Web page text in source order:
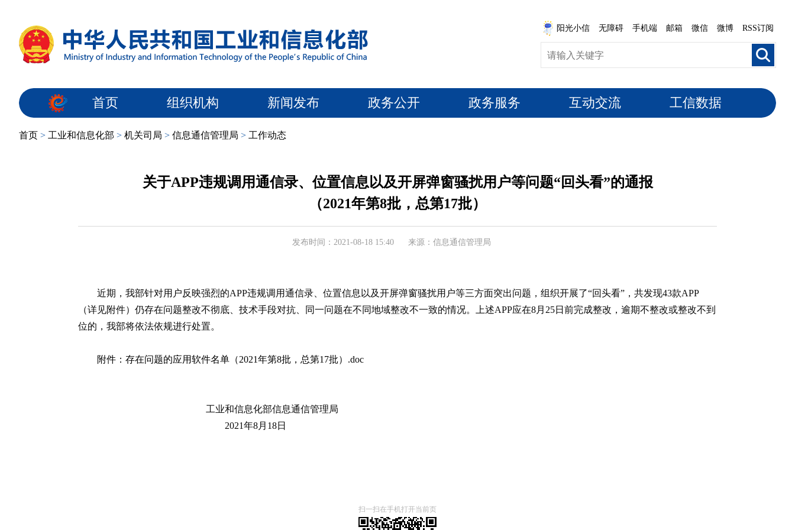
阳光小信 无障碍 手机端 邮箱 微信 微博 RSS订阅
首页 组织机构 新闻发布 政务公开 政务服务 互动交流 工信数据
首页 > 工业和信息化部 > 机关司局 > 信息通信管理局 > 工作动态
关于APP违规调用通信录、位置信息以及开屏弹窗骚扰用户等问题“回头看”的通报
（2021年第8批，总第17批）
发布时间：2021-08-18 15:40 来源：信息通信管理局
近期，我部针对用户反映强烈的APP违规调用通信录、位置信息以及开屏弹窗骚扰用户等三方面突出问题，组织开展了“回头看”，共发现43款APP
（详见附件）仍存在问题整改不彻底、技术手段对抗、同一问题在不同地域整改不一致的情况。上述APP应在8月25日前完成整改，逾期不整改或整改不到
位的，我部将依法依规进行处置。
附件：存在问题的应用软件名单（2021年第8批，总第17批）.doc
工业和信息化部信息通信管理局
2021年8月18日
扫一扫在手机打开当前页